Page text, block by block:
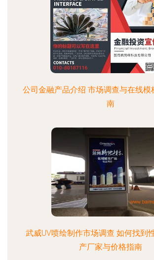
公司金融产品介绍 市场调查与在线模
南
武威UV喷绘制作市场调查 如何找到
产厂家与价格指南